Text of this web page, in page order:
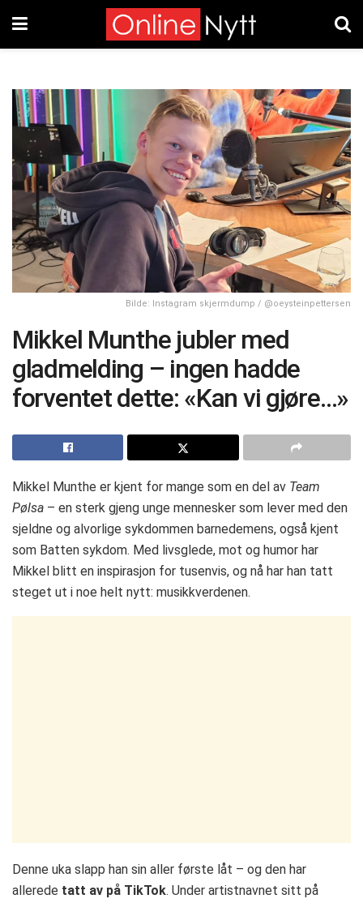
Bilde: Instagram skjermdump / @oeysteinpettersen
Mikkel Munthe jubler med
gladmelding – ingen hadde
forventet dette: «Kan vi gjøre…»
Mikkel Munthe er kjent for mange som en del av Team
Pølsa – en sterk gjeng unge mennesker som lever med den
sjeldne og alvorlige sykdommen barnedemens, også kjent
som Batten sykdom. Med livsglede, mot og humor har
Mikkel blitt en inspirasjon for tusenvis, og nå har han tatt
steget ut i noe helt nytt: musikkverdenen.
Denne uka slapp han sin aller første låt – og den har
allerede tatt av på TikTok. Under artistnavnet sitt på